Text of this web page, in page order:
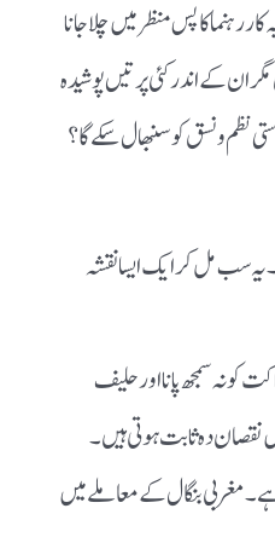
رہنما کا پس منظر میں چلا جانا
ان کے اندر کئی پرتیں پوشیدہ
نظم و نسق کو سنبھال سکے گا؟
یہ سب مل کر ایک ایسا نقشہ
نہ سمجھ پانا اور حلیف
نقصان دہ ثابت ہوتی ہیں۔
مغربی بنگال کے معاملے میں